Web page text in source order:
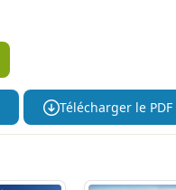
Télécharger le PDF